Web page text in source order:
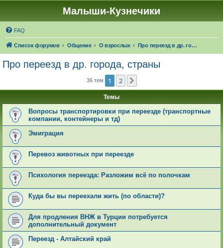
Малыши-Кузнечики
FAQ
Список форумов Общение О взрослых Про переезд в др. города, страны
Про переезд в др. города, страны
36 тем 1 2
Темы
Вопросы транспортировки при переезде (транспортные
компании, контейнеры и тд)
Эмиграция
Перевоз животных при переезде
Психология переезда: Разложим всё по полочкам
Куда бы вы переехали жить (по области)?
Для продления ВНЖ в Турции потребуется
дополнительный документ
Переезд - Алтайский край